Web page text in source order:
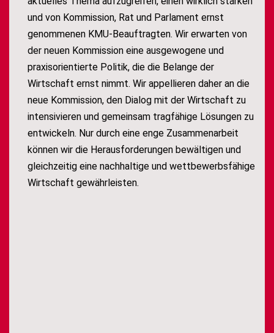
und von Kommission, Rat und Parlament ernst
genommenen KMU-Beauftragten. Wir erwarten von
der neuen Kommission eine ausgewogene und
praxisorientierte Politik, die die Belange der
Wirtschaft ernst nimmt. Wir appellieren daher an die
neue Kommission, den Dialog mit der Wirtschaft zu
intensivieren und gemeinsam tragfähige Lösungen zu
entwickeln. Nur durch eine enge Zusammenarbeit
können wir die Herausforderungen bewältigen und
gleichzeitig eine nachhaltige und wettbewerbsfähige
Wirtschaft gewährleisten.